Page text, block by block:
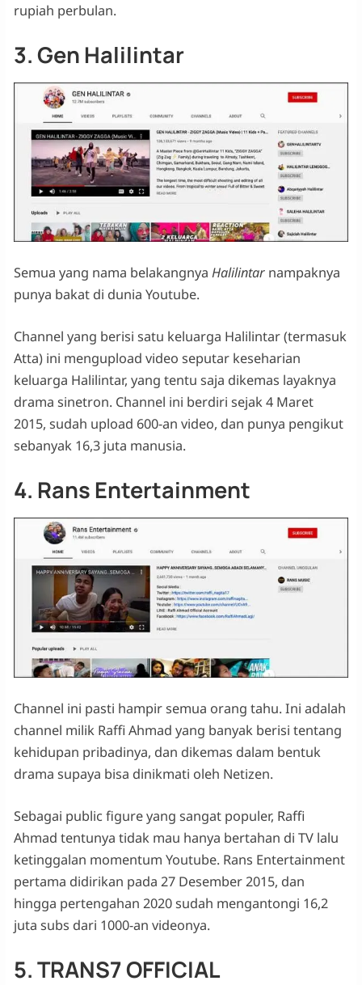
rupiah perbulan.
3. Gen Halilintar
Semua yang nama belakangnya Halilintarnampaknya
punya bakat di dunia Youtube.
Channel yang berisi satu keluarga Halilintar (termasuk
Atta) ini mengupload video seputar keseharian
keluarga Halilintar, yang tentu saja dikemas layaknya
drama sinetron. Channel ini berdiri sejak 4 Maret
2015, sudah upload 600-an video, dan punya pengikut
sebanyak 16,3 juta manusia.
4. Rans Entertainment
Channel ini pasti hampir semua orang tahu. Ini adalah
channel milik Raffi Ahmad yang banyak berisi tentang
kehidupan pribadinya, dan dikemas dalam bentuk
drama supaya bisa dinikmati oleh Netizen.
Sebagai public figure yang sangat populer, Raffi
Ahmad tentunya tidak mau hanya bertahan di TV lalu
ketinggalan momentum Youtube. Rans Entertainment
pertama didirikan pada 27 Desember 2015, dan
hingga pertengahan 2020 sudah mengantongi 16,2
juta subs dari 1000-an videonya.
5. TRANS7 OFFICIAL